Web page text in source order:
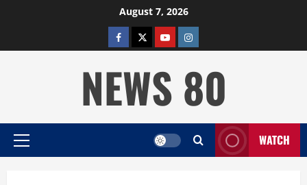
August 7, 2026
facebooktwitterYOUTUBE
instagram
NEWS 80
Primary
WATCH